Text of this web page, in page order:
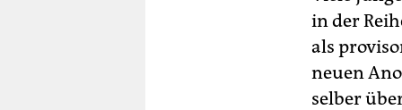
in der
als
neuen
selber